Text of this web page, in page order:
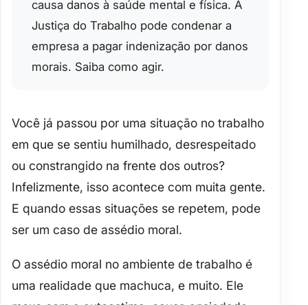
causa danos à saúde mental e física. A
Justiça do Trabalho pode condenar a
empresa a pagar indenização por danos
morais. Saiba como agir.
Você já passou por uma situação no trabalho
em que se sentiu humilhado, desrespeitado
ou constrangido na frente dos outros?
Infelizmente, isso acontece com muita gente.
E quando essas situações se repetem, pode
ser um caso de assédio moral.
O assédio moral no ambiente de trabalho é
uma realidade que machuca, e muito. Ele